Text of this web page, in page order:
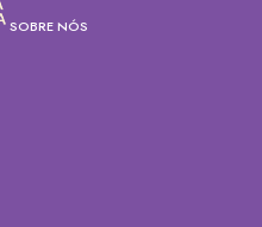
SOBRE NÓS